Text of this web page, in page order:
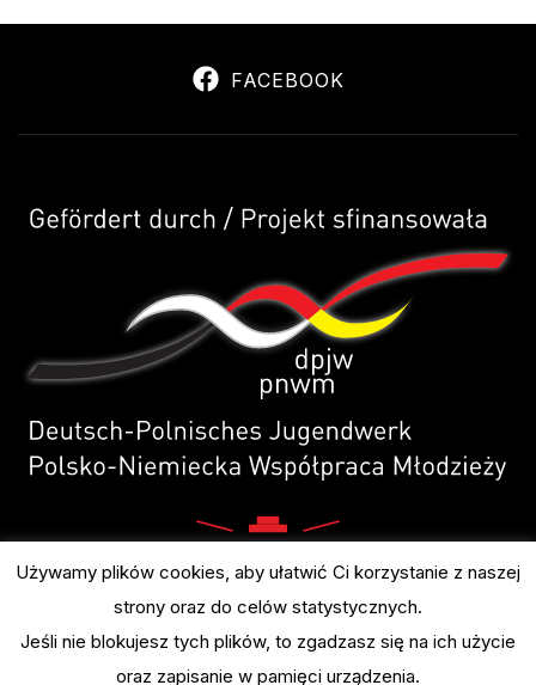
FACEBOOK
Używamy plików cookies, aby ułatwić Ci korzystanie z naszej
strony oraz do celów statystycznych.
Jeśli nie blokujesz tych plików, to zgadzasz się na ich użycie
oraz zapisanie w pamięci urządzenia.